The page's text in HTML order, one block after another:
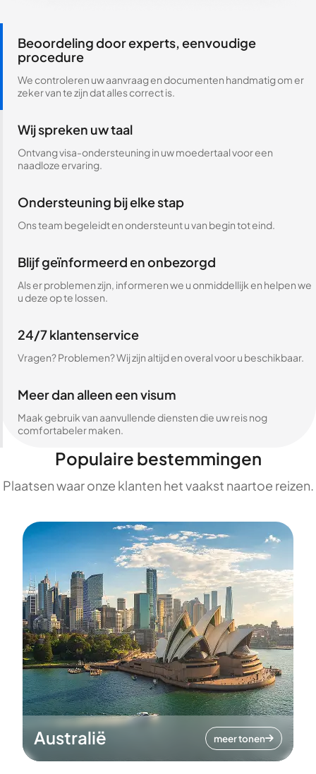
Beoordeling door experts, eenvoudige
procedure
We controleren uw aanvraag en documenten handmatig om er
zeker van te zijn dat alles correct is.
Wij spreken uw taal
Ontvang visa-ondersteuning in uw moedertaal voor een
naadloze ervaring.
Ondersteuning bij elke stap
Ons team begeleidt en ondersteunt u van begin tot eind.
Blijf geïnformeerd en onbezorgd
Als er problemen zijn, informeren we u onmiddellijk en helpen we
u deze op te lossen.
24/7 klantenservice
Vragen? Problemen? Wij zijn altijd en overal voor u beschikbaar.
Meer dan alleen een visum
Maak gebruik van aanvullende diensten die uw reis nog
comfortabeler maken.
Populaire bestemmingen
Plaatsen waar onze klanten het vaakst naartoe reizen.
Australië meer tonen